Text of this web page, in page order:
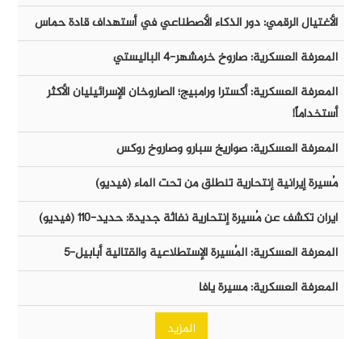
الأغتيال الرقمي: دور الذكاء الأصطناعي في أستهداف قادة حماس
المعرفة العسكرية: صاروخ خرمشهر-٤ الباليستي
المعرفة العسكرية: أكسترا ورامبيج؛ الصاروخان الإسرائيليان الأكثر
أستخداماً!
المعرفة العسكرية: صواريخ سبارو وصاروخ روكس
مُسيرة إيرانية إنتحارية تنطلق من تحت الماء (فيديو)
ايران تكشف عن مُسيرة إنتحارية نفاثة جديدة: حديد-١١٠ (فيديو)
المعرفة العسكرية: المُسيرة الإستطلاعية والقتالية أبابيل-٥
المعرفة العسكرية: مسيرة يافا
المزيد